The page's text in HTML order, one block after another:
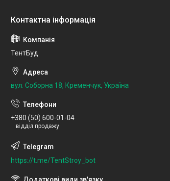
ТентБуд
вул. Соборна 18, Кременчук, Україна
+380 (50) 600-01-04
відділ продажу
https://t.me/TentStroy_bot